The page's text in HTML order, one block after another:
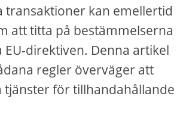
transaktioner kan emellertid
att titta på bestämmelserna
EU-direktiven. Denna artikel
regler överväger att
tjänster för tillhandahållande